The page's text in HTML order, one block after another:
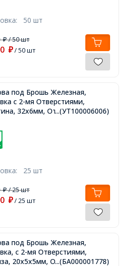
50 шт
₽/ 50 шт
₽/ 50 шт
под Брошь Железная,
с 2-мя Отверстиями,
32х6мм, Отверстие 2мм,
...(УТ100006006)
25 шт
₽/ 25 шт
₽/ 25 шт
под Брошь Железная,
с 2-мя Отверстиями,
20х5х5мм, Отверстие 2мм,
...(БА000001778)